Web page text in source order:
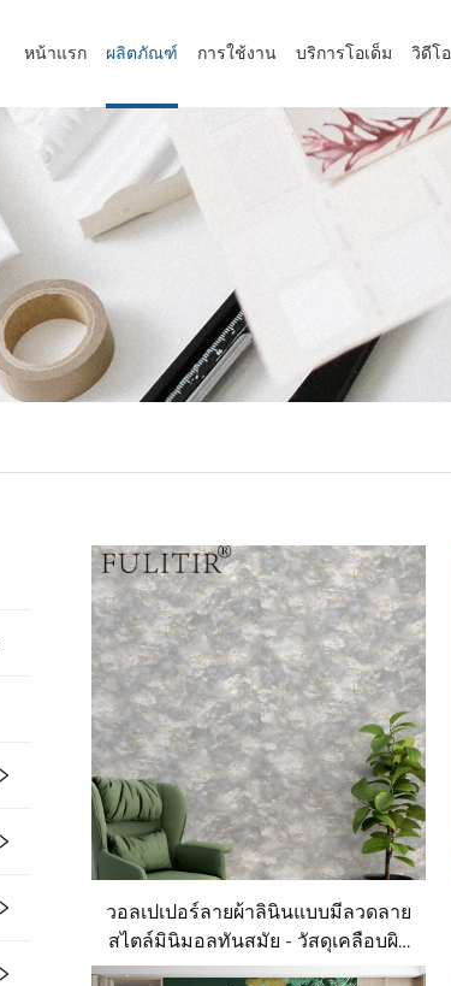
หน้าแรก ผลิตภัณฑ์ การใช้งาน บริการโอเด็ม วิดีโอ
วอลเปเปอร์ลายผ้าลินินแบบมีลวดลาย
สไตล์มินิมอลทันสมัย - วัสดุเคลือบผิว
สัมผัสแบบสามมิติสำหรับตกแต่งผนัง